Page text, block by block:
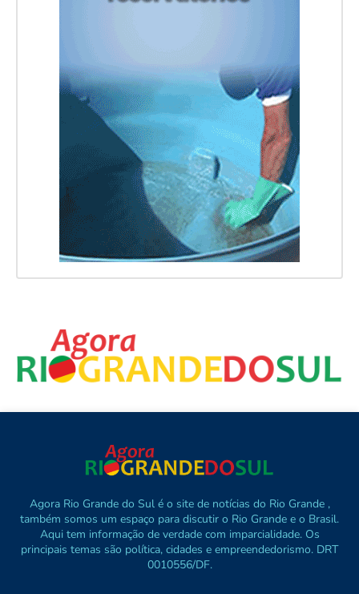
Agora Rio Grande do Sul é o site de notícias do Rio Grande ,
também somos um espaço para discutir o Rio Grande e o Brasil.
Aqui tem informação de verdade com imparcialidade. Os
principais temas são política, cidades e empreendedorismo. DRT
0010556/DF.